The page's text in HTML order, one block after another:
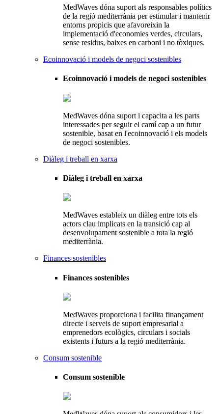
MedWaves dóna suport als responsables polítics
de la regió mediterrània per estimular i mantenir
entorns propicis que afavoreixin la
implementació d'economies verdes, circulars,
sense residus, baixes en carboni i no tòxiques.
Ecoinnovació i models de negoci sostenibles
Ecoinnovació i models de negoci sostenibles
MedWaves dóna suport i capacita a les parts
interessades per seguir el camí cap a un futur
sostenible, basat en l'ecoinnovació i els models
de negoci sostenibles.
Diàleg i treball en xarxa
Diàleg i treball en xarxa
MedWaves estableix un diàleg entre tots els
actors clau implicats en la transició cap al
desenvolupament sostenible a tota la regió
mediterrània.
Finances sostenibles
Finances sostenibles
MedWaves proporciona i facilita finançament
directe i serveis de suport empresarial a
emprenedors ecològics, circulars i socials
existents i futurs a la regió mediterrània.
Consum sostenible
Consum sostenible